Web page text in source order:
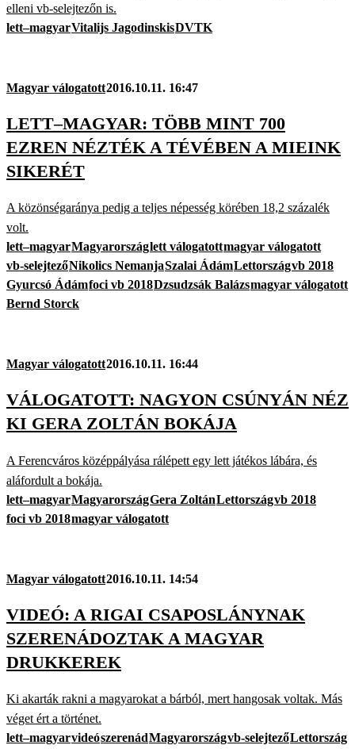
elleni vb-selejtezőn is.
lett–magyarVitalijs JagodinskisDVTK
Magyar válogatott2016.10.11. 16:47
LETT–MAGYAR: TÖBB MINT 700
EZREN NÉZTÉK A TÉVÉBEN A MIEINK
SIKERÉT
A közönségaránya pedig a teljes népesség körében 18,2 százalék
volt.
lett–magyarMagyarországlett válogatottmagyar válogatott
vb-selejtezőNikolics NemanjaSzalai ÁdámLettországvb 2018
Gyurcsó Ádámfoci vb 2018Dzsudzsák Balázsmagyar válogatott
Bernd Storck
Magyar válogatott2016.10.11. 16:44
VÁLOGATOTT: NAGYON CSÚNYÁN NÉZ
KI GERA ZOLTÁN BOKÁJA
A Ferencváros középpályása rálépett egy lett játékos lábára, és
aláfordult a bokája.
lett–magyarMagyarországGera ZoltánLettországvb 2018
foci vb 2018magyar válogatott
Magyar válogatott2016.10.11. 14:54
VIDEÓ: A RIGAI CSAPOSLÁNYNAK
SZERENÁDOZTAK A MAGYAR
DRUKKEREK
Ki akarták rakni a magyarokat a bárból, mert hangosak voltak. Más
véget ért a történet.
lett–magyarvideószerenádMagyarországvb-selejtezőLettország